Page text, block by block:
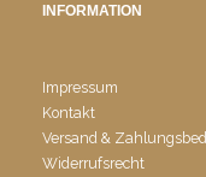
INFORMATION
Impressum
Kontakt
Versand &
Widerrufsrecht